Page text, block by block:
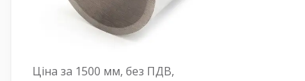
Ціна за 1500 мм, без ПДВ,